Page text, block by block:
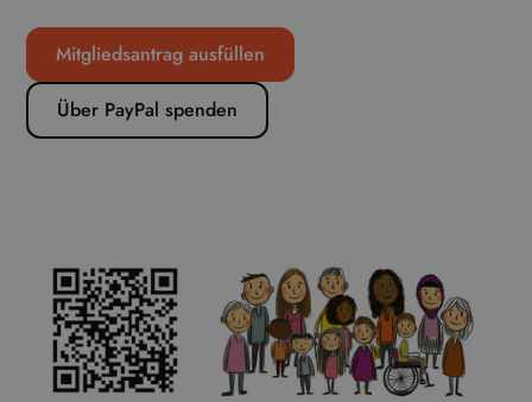
Mitgliedsantrag ausfüllen
Über PayPal spenden